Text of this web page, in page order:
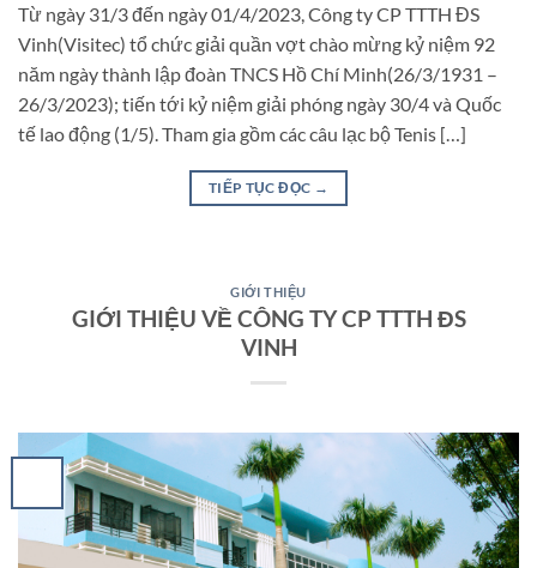
Từ ngày 31/3 đến ngày 01/4/2023, Công ty CP TTTH ĐS
Vinh(Visitec) tổ chức giải quần vợt chào mừng kỷ niệm 92
năm ngày thành lập đoàn TNCS Hồ Chí Minh(26/3/1931 –
26/3/2023); tiến tới kỷ niệm giải phóng ngày 30/4 và Quốc
tế lao động (1/5). Tham gia gồm các câu lạc bộ Tenis […]
TIẾP TỤC ĐỌC →
GIỚI THIỆU
GIỚI THIỆU VỀ CÔNG TY CP TTTH ĐS
VINH